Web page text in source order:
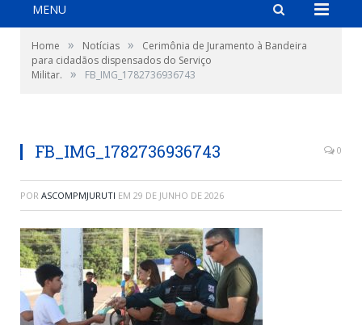
MENU
Home » Notícias »
Cerimônia de Juramento à Bandeira
para cidadãos dispensados do Serviço
Militar.
» FB_IMG_1782736936743
FB_IMG_1782736936743 0
POR ASCOMPMJURUTI EM 29 DE JUNHO DE 2026